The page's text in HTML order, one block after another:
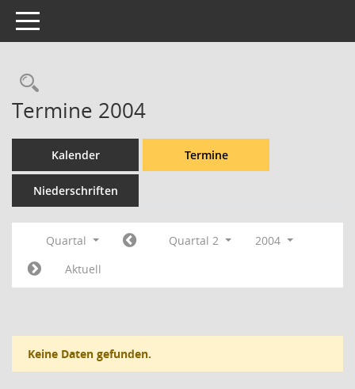
Toggle navigation
Rechercheauswahl
Termine 2004
Kalender Termine
Niederschriften
Quartal Quartal 2
2004
Aktuell
Keine Daten gefunden.